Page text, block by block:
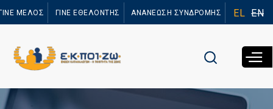
προς το
ΜΕΛΟΣ ΓΙΝΕ ΕΘΕΛΟΝΤΗΣ ΑΝΑΝΕΩΣΗ ΣΥΝΔΡΟΜΗΣ EL EN